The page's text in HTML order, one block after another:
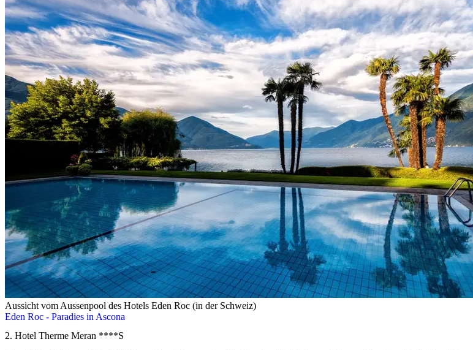
Aussicht vom Aussenpool des Hotels Eden Roc (in der Schweiz)
Eden Roc - Paradies in Ascona
2. Hotel Therme Meran ****S